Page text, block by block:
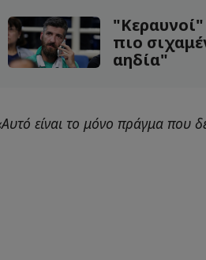
πιο
αηδία"
είναι το μόνο πράγμα που